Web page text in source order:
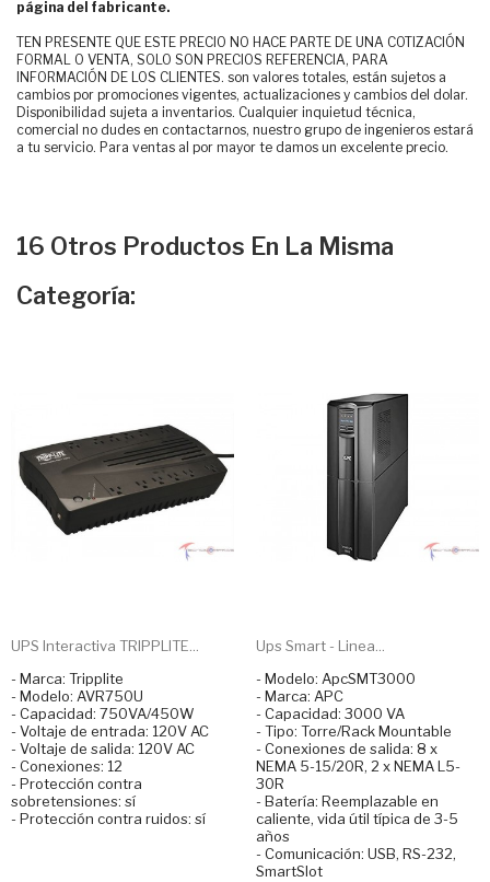
página del fabricante.
TEN PRESENTE QUE ESTE PRECIO NO HACE PARTE DE UNA COTIZACIÓN
FORMAL O VENTA, SOLO SON PRECIOS REFERENCIA, PARA
INFORMACIÓN DE LOS CLIENTES. son valores totales, están sujetos a
cambios por promociones vigentes, actualizaciones y cambios del dolar.
Disponibilidad sujeta a inventarios. Cualquier inquietud técnica,
comercial no dudes en contactarnos, nuestro grupo de ingenieros estará
a tu servicio. Para ventas al por mayor te damos un excelente precio.
16 Otros Productos En La Misma
Categoría:
UPS Interactiva TRIPPLITE...
- Marca: Tripplite
- Modelo: AVR750U
- Capacidad: 750VA/450W
- Voltaje de entrada: 120V AC
- Voltaje de salida: 120V AC
- Conexiones: 12
- Protección contra
sobretensiones: sí
- Protección contra ruidos: sí
Ups Smart - Linea...
- Modelo: ApcSMT3000
- Marca: APC
- Capacidad: 3000 VA
- Tipo: Torre/Rack Mountable
- Conexiones de salida: 8 x
NEMA 5-15/20R, 2 x NEMA L5-
30R
- Batería: Reemplazable en
caliente, vida útil típica de 3-5
años
- Comunicación: USB, RS-232,
SmartSlot